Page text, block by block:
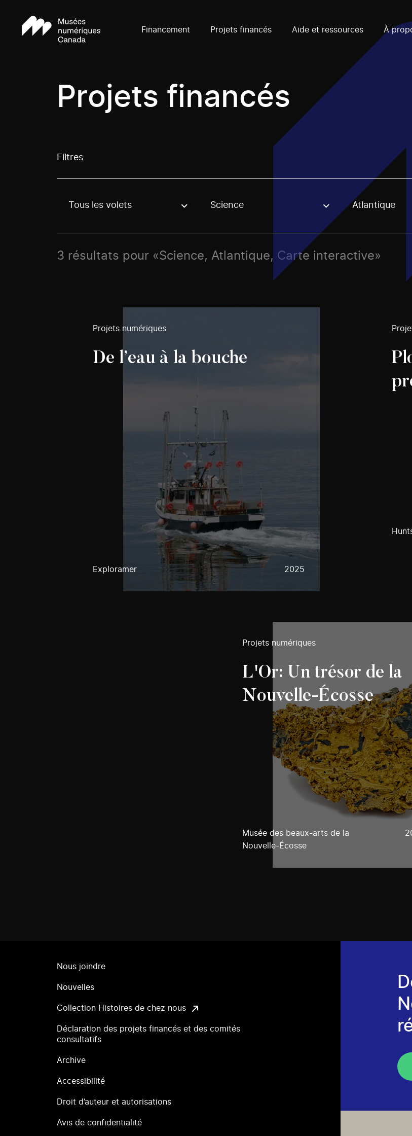
Financement Projets financés Aide et ressources À
Projets financés
Filtres
Use these options to filter projects by topic, stream or regon. The filter will be applied when
Tous les volets Science Atlantique
3 résultats pour «Science, Atlantique, Carte interactive»
Projets numériques
De l’eau à la bouche
Exploramer 2025
Projets numériques
L'Or: Un trésor de la
Nouvelle-Écosse
Musée des beaux-arts de la
Nouvelle-Écosse
Nous joindre
Nouvelles
Collection Histoires de chez nous
Déclaration des projets financés et des comités
consultatifs
Archive
Accessibilité
Droit d’auteur et autorisations
Avis de confidentialité